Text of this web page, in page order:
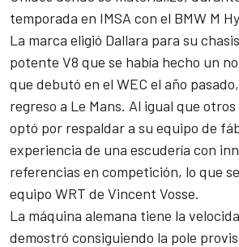
temporada en IMSA con el BMW M
La marca eligió Dallara para su
potente V8 que se había hecho un
que debutó en el WEC el año
regreso a Le Mans. Al igual que
optó por respaldar a su equipo de
experiencia de una escudería con
referencias en competición, lo que
equipo WRT de Vincent Vosse.
La máquina alemana tiene la
demostró consiguiendo la pole